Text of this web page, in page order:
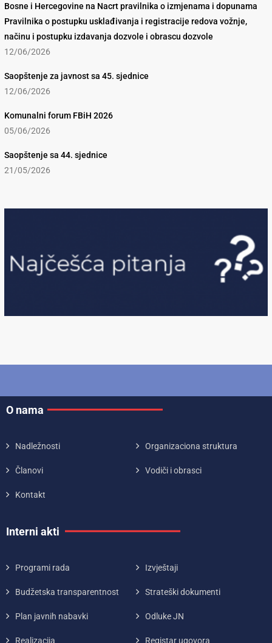
Bosne i Hercegovine na Nacrt pravilnika o izmjenama i dopunama
Pravilnika o postupku usklađivanja i registracije redova vožnje,
načinu i postupku izdavanja dozvole i obrascu dozvole
12/06/2026
Saopštenje za javnost sa 45. sjednice
12/06/2026
Komunalni forum FBiH 2026
05/06/2026
Saopštenje sa 44. sjednice
21/05/2026
O nama
Nadležnosti Organizaciona struktura
Članovi Vodiči i obrasci
Kontakt
Interni akti
Programi rada Izvještaji
Budžetska transparentnost Strateški dokumenti
Plan javnih nabavki Odluke JN
Realizacija Registar ugovora